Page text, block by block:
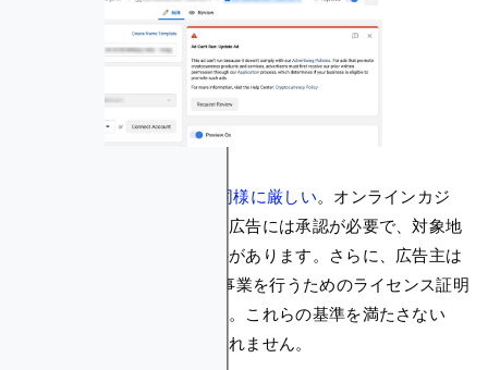
制限も同様に厳しい。オンラインカジ
ノ、賭博、宝くじを宣伝する広告には承認が必要で、対象地
域の法律に準拠している必要があります。さらに、広告主は
Metaに対し、指定の法域で事業を行うためのライセンス証明
書を提出する必要があります。これらの基準を満たさない
と、ギャンブル広告は承認されません。